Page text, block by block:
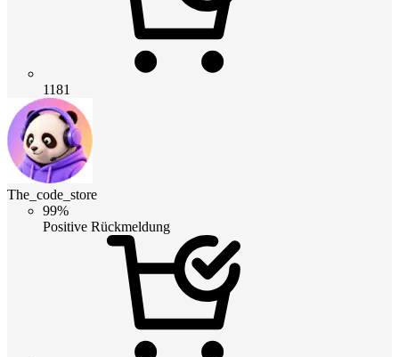
1181
The_code_store
99%
Positive Rückmeldung